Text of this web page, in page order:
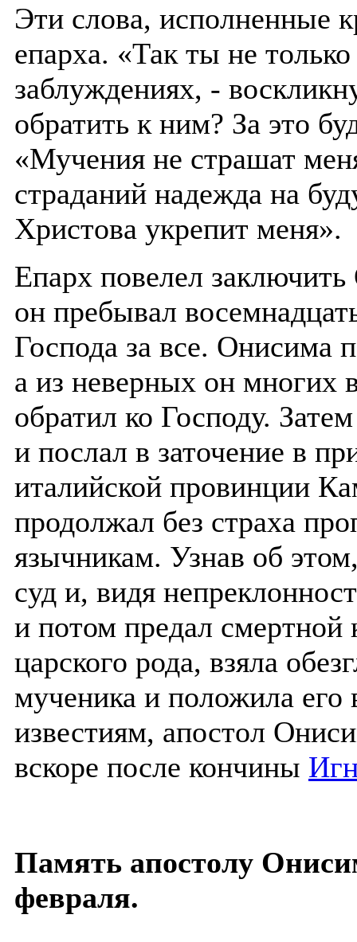
Эти слова, исполненные
епарха. «Так ты не
заблуждениях, -
обратить к ним? За это
«Мучения не страшат
страданий надежда на
Христова укрепит меня».
Епарх повелел
он пребывал
Господа за все. Онисима
а из неверных он многих
обратил ко Господу.
и послал в заточение в
италийской провинции
продолжал без страха
язычникам. Узнав об
суд и, видя
и потом предал смертной
царского рода, взяла
мученика и положила
известиям, апостол
вскоре после кончины
Память апостолу
февраля.